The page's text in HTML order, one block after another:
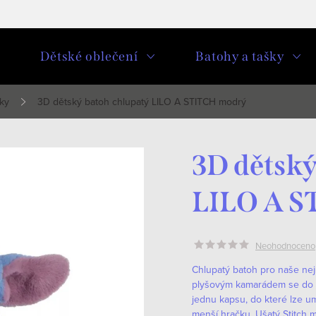
Dětské oblečení Batohy a tašky
3D dětský batoh chlupatý LILO A STITCH modrý
3D
LILO A
Neohodnoceno
Chlupatý batoh pro naše
plyšovým kamarádem se
jednu kapsu, do které lze